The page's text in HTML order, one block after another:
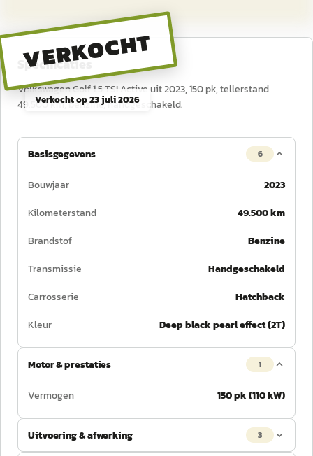
VERKOCHT
Verkocht op23 juli 2026
Specificaties
Volkswagen Golf 1.5 TSI Active uit 2023, 150 pk, tellerstand
49.500 km, benzine, handgeschakeld.
Basisgegevens 6
Bouwjaar
2023
Kilometerstand
49.500 km
Brandstof
Benzine
Transmissie
Handgeschakeld
Carrosserie
Hatchback
Kleur
Deep black pearl effect (2T)
Motor & prestaties 1
Vermogen 150 pk (110 kW)
Uitvoering & afwerking 3